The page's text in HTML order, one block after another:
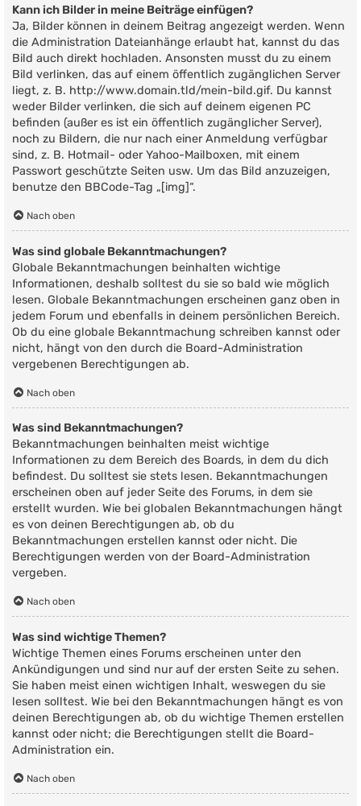
Kann ich Bilder in meine Beiträge einfügen?
Ja, Bilder können in deinem Beitrag angezeigt werden. Wenn
die Administration Dateianhänge erlaubt hat, kannst du das
Bild auch direkt hochladen. Ansonsten musst du zu einem
Bild verlinken, das auf einem öffentlich zugänglichen Server
liegt, z. B. http://www.domain.tld/mein-bild.gif. Du kannst
weder Bilder verlinken, die sich auf deinem eigenen PC
befinden (außer es ist ein öffentlich zugänglicher Server),
noch zu Bildern, die nur nach einer Anmeldung verfügbar
sind, z. B. Hotmail- oder Yahoo-Mailboxen, mit einem
Passwort geschützte Seiten usw. Um das Bild anzuzeigen,
benutze den BBCode-Tag „[img]“.
Nach oben
Was sind globale Bekanntmachungen?
Globale Bekanntmachungen beinhalten wichtige
Informationen, deshalb solltest du sie so bald wie möglich
lesen. Globale Bekanntmachungen erscheinen ganz oben in
jedem Forum und ebenfalls in deinem persönlichen Bereich.
Ob du eine globale Bekanntmachung schreiben kannst oder
nicht, hängt von den durch die Board-Administration
vergebenen Berechtigungen ab.
Nach oben
Was sind Bekanntmachungen?
Bekanntmachungen beinhalten meist wichtige
Informationen zu dem Bereich des Boards, in dem du dich
befindest. Du solltest sie stets lesen. Bekanntmachungen
erscheinen oben auf jeder Seite des Forums, in dem sie
erstellt wurden. Wie bei globalen Bekanntmachungen hängt
es von deinen Berechtigungen ab, ob du
Bekanntmachungen erstellen kannst oder nicht. Die
Berechtigungen werden von der Board-Administration
vergeben.
Nach oben
Was sind wichtige Themen?
Wichtige Themen eines Forums erscheinen unter den
Ankündigungen und sind nur auf der ersten Seite zu sehen.
Sie haben meist einen wichtigen Inhalt, weswegen du sie
lesen solltest. Wie bei den Bekanntmachungen hängt es von
deinen Berechtigungen ab, ob du wichtige Themen erstellen
kannst oder nicht; die Berechtigungen stellt die Board-
Administration ein.
Nach oben